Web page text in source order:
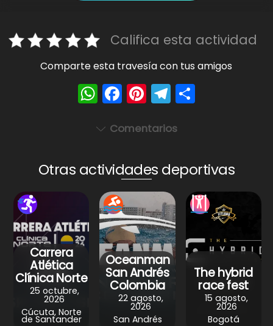
Califica esta actividad
Comparte esta travesía con tus amigos
W
h
a
A
p
p
F
a
c
b
o
o
k
Pi
nt
er
st
T
el
e
a
m
Comentarios
Otras actividades deportivas
Carrera
Atlética
Clínica Norte
25 octubre,
2026
Cúcuta, Norte
de Santander
Oceanman
San Andrés
Colombia
22 agosto,
2026
San Andrés
The hybrid
race fest
15 agosto,
2026
Bogotá